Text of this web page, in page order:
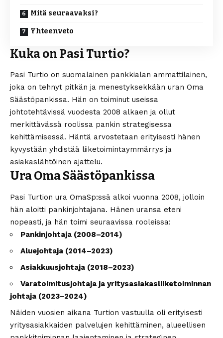
Mitä seuraavaksi?
Yhteenveto
Kuka on Pasi Turtio?
Pasi Turtio on suomalainen pankkialan ammattilainen,
joka on tehnyt pitkän ja menestyksekkään uran Oma
Säästöpankissa. Hän on toiminut useissa
johtotehtävissä vuodesta 2008 alkaen ja ollut
merkittävässä roolissa pankin strategisessa
kehittämisessä. Häntä arvostetaan erityisesti hänen
kyvystään yhdistää liiketoimintaymmärrys ja
asiakaslähtöinen ajattelu.
Ura Oma Säästöpankissa
Pasi Turtion ura OmaSp:ssä alkoi vuonna 2008, jolloin
hän aloitti pankinjohtajana. Hänen uransa eteni
nopeasti, ja hän toimi seuraavissa rooleissa:
Pankinjohtaja (2008–2014)
Aluejohtaja (2014–2023)
Asiakkuusjohtaja (2018–2023)
Varatoimitusjohtaja ja yritysasiakasliiketoiminnan
johtaja (2023–2024)
Näiden vuosien aikana Turtion vastuulla oli erityisesti
yritysasiakkaiden palvelujen kehittäminen, alueellisen